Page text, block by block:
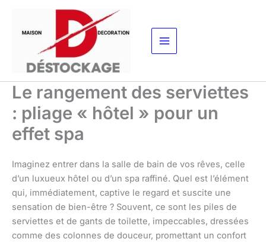
contenu
Le rangement des serviettes
: pliage « hôtel » pour un
effet spa
Imaginez entrer dans la salle de bain de vos rêves, celle
d’un luxueux hôtel ou d’un spa raffiné. Quel est l’élément
qui, immédiatement, captive le regard et suscite une
sensation de bien-être ? Souvent, ce sont les piles de
serviettes et de gants de toilette, impeccables, dressées
comme des colonnes de douceur, promettant un confort